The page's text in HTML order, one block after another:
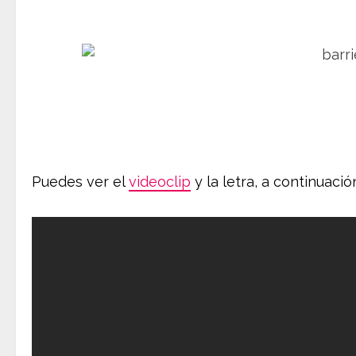
Puedes ver elvideoclip y la letra, a